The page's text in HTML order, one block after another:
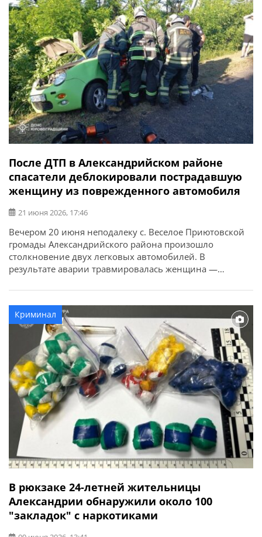
После ДТП в Александрийском районе
спасатели деблокировали пострадавшую
женщину из поврежденного автомобиля
21 июня 2026, 17:46
Вечером 20 июня неподалеку с. Веселое Приютовской
громады Александрийского района произошло
столкновение двух легковых автомобилей. В
результате аварии травмировалась женщина —
сообщает ГУ ГСЧС в Кировоградской области. Спасатели
деблокировали пострадавшую из поврежденного
автомобиля и передали медикам, которые ее
госпитализировали.
Криминал
В рюкзаке 24-летней жительницы
Александрии обнаружили около 100
"закладок" с наркотиками